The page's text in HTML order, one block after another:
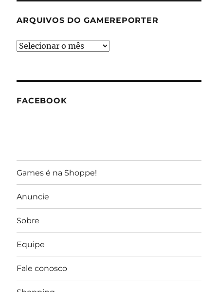
ARQUIVOS DO GAMEREPORTER
Arquivos
FACEBOOK
Games é na Shoppe!
Anuncie
Sobre
Equipe
Fale conosco